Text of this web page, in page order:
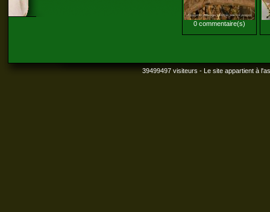
0 commentaire(s)
39499497 visiteurs - Le site appartient à